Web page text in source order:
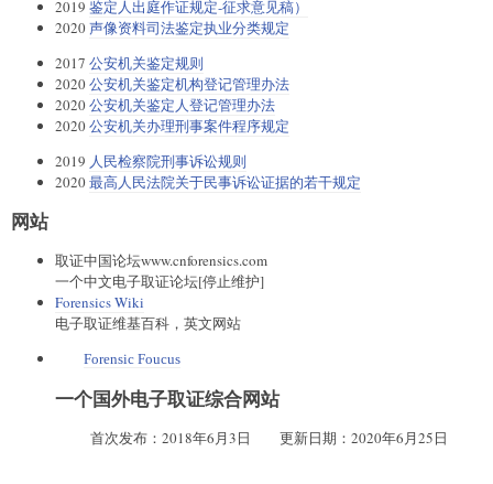
2019 鉴定人出庭作证规定-征求意见稿）
2020声像资料司法鉴定执业分类规定
2017 公安机关鉴定规则
2020公安机关鉴定机构登记管理办法
2020公安机关鉴定人登记管理办法
2020公安机关办理刑事案件程序规定
2019 人民检察院刑事诉讼规则
2020最高人民法院关于民事诉讼证据的若干规定
网站
取证中国论坛www.cnforensics.com
一个中文电子取证论坛[停止维护]
Forensics Wiki
电子取证维基百科，英文网站
Forensic Foucus
一个国外电子取证综合网站
首次发布：2018年6月3日 更新日期：2020年6月25日